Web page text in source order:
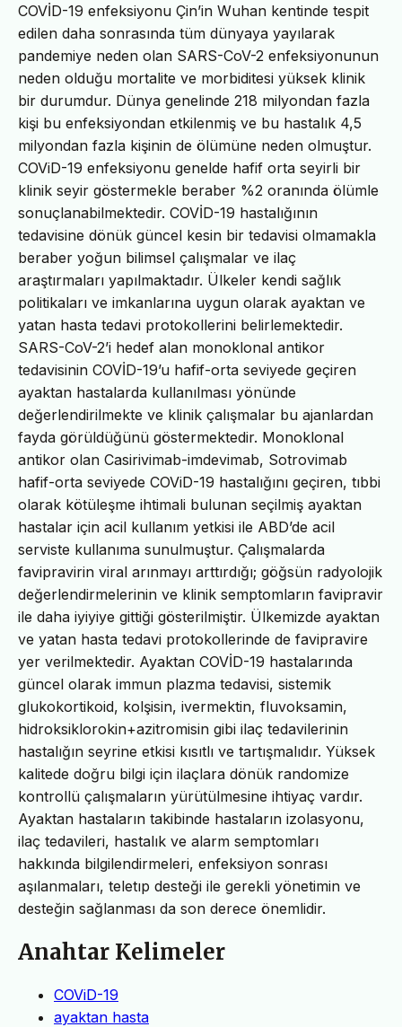
COVİD-19 enfeksiyonu Çin’in Wuhan kentinde tespit
edilen daha sonrasında tüm dünyaya yayılarak
pandemiye neden olan SARS-CoV-2 enfeksiyonunun
neden olduğu mortalite ve morbiditesi yüksek klinik
bir durumdur. Dünya genelinde 218 milyondan fazla
kişi bu enfeksiyondan etkilenmiş ve bu hastalık 4,5
milyondan fazla kişinin de ölümüne neden olmuştur.
COViD-19 enfeksiyonu genelde hafif orta seyirli bir
klinik seyir göstermekle beraber %2 oranında ölümle
sonuçlanabilmektedir. COVİD-19 hastalığının
tedavisine dönük güncel kesin bir tedavisi olmamakla
beraber yoğun bilimsel çalışmalar ve ilaç
araştırmaları yapılmaktadır. Ülkeler kendi sağlık
politikaları ve imkanlarına uygun olarak ayaktan ve
yatan hasta tedavi protokollerini belirlemektedir.
SARS-CoV-2’i hedef alan monoklonal antikor
tedavisinin COVİD-19’u hafif-orta seviyede geçiren
ayaktan hastalarda kullanılması yönünde
değerlendirilmekte ve klinik çalışmalar bu ajanlardan
fayda görüldüğünü göstermektedir. Monoklonal
antikor olan Casirivimab-imdevimab, Sotrovimab
hafif-orta seviyede COViD-19 hastalığını geçiren, tıbbi
olarak kötüleşme ihtimali bulunan seçilmiş ayaktan
hastalar için acil kullanım yetkisi ile ABD’de acil
serviste kullanıma sunulmuştur. Çalışmalarda
favipravirin viral arınmayı arttırdığı; göğsün radyolojik
değerlendirmelerinin ve klinik semptomların favipravir
ile daha iyiyiye gittiği gösterilmiştir. Ülkemizde ayaktan
ve yatan hasta tedavi protokollerinde de favipravire
yer verilmektedir. Ayaktan COVİD-19 hastalarında
güncel olarak immun plazma tedavisi, sistemik
glukokortikoid, kolşisin, ivermektin, fluvoksamin,
hidroksiklorokin+azitromisin gibi ilaç tedavilerinin
hastalığın seyrine etkisi kısıtlı ve tartışmalıdır. Yüksek
kalitede doğru bilgi için ilaçlara dönük randomize
kontrollü çalışmaların yürütülmesine ihtiyaç vardır.
Ayaktan hastaların takibinde hastaların izolasyonu,
ilaç tedavileri, hastalık ve alarm semptomları
hakkında bilgilendirmeleri, enfeksiyon sonrası
aşılanmaları, teletıp desteği ile gerekli yönetimin ve
desteğin sağlanması da son derece önemlidir.
Anahtar Kelimeler
COViD-19
ayaktan hasta